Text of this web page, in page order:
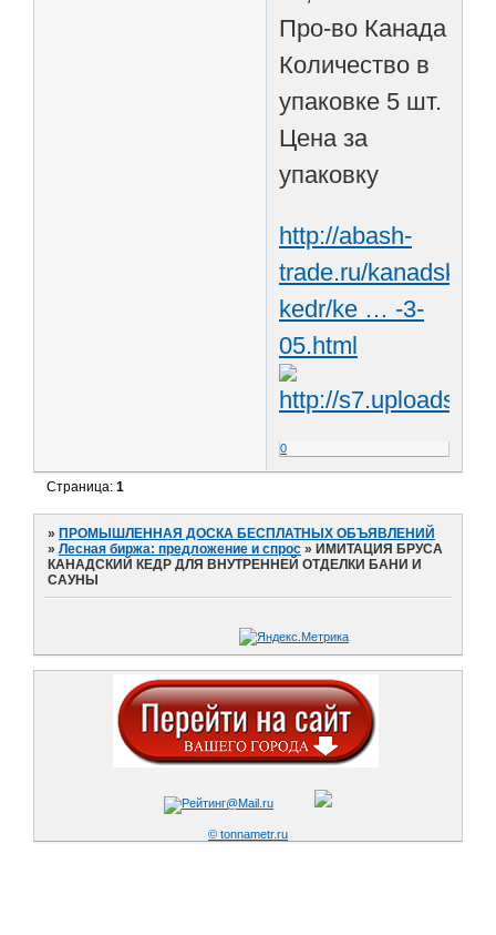
Про-во Канада
Количество в
упаковке 5 шт.
Цена за
упаковку
http://abash-
trade.ru/kanadskij-
kedr/ke … -3-
05.html
0
Страница:1
» ПРОМЫШЛЕННАЯ ДОСКА БЕСПЛАТНЫХ ОБЪЯВЛЕНИЙ
»Лесная биржа: предложение и спрос » ИМИТАЦИЯ БРУСА
КАНАДСКИЙ КЕДР ДЛЯ ВНУТРЕННЕЙ ОТДЕЛКИ БАНИ И
САУНЫ
© tonnametr.ru